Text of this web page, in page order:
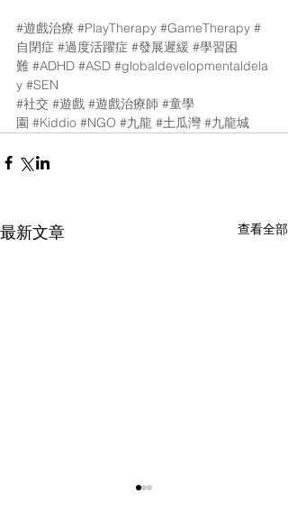
#遊戲治療 #PlayTherapy #GameTherapy #
自閉症 #過度活躍症 #發展遲緩 #學習困
難 #ADHD #ASD #globaldevelopmentaldela
y #SEN
#社交 #遊戲 #遊戲治療師 #童學
園 #Kiddio #NGO #九龍 #土瓜灣 #九龍城
最新文章 查看全部